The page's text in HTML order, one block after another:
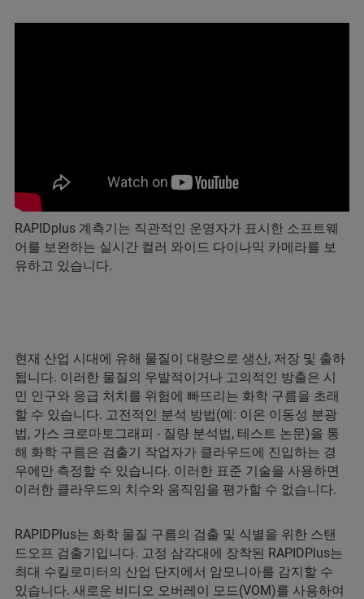
RAPIDplus 계측기는 직관적인 운영자가 표시한 소프트웨
어를 보완하는 실시간 컬러 와이드 다이나믹 카메라를 보
유하고 있습니다.
현재 산업 시대에 유해 물질이 대량으로 생산, 저장 및 출하
됩니다. 이러한 물질의 우발적이거나 고의적인 방출은 시
민 인구와 응급 처치를 위험에 빠뜨리는 화학 구름을 초래
할 수 있습니다. 고전적인 분석 방법(예: 이온 이동성 분광
법, 가스 크로마토그래피 - 질량 분석법, 테스트 논문)을 통
해 화학 구름은 검출기 작업자가 클라우드에 진입하는 경
우에만 측정할 수 있습니다. 이러한 표준 기술을 사용하면
이러한 클라우드의 치수와 움직임을 평가할 수 없습니다.
RAPIDPlus는 화학 물질 구름의 검출 및 식별을 위한 스탠
드오프 검출기입니다. 고정 삼각대에 장착된 RAPIDPlus는
최대 수킬로미터의 산업 단지에서 암모니아를 감지할 수
있습니다. 새로운 비디오 오버레이 모드(VOM)를 사용하여